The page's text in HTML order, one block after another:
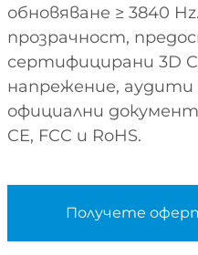
обновяване ≥ 3840
прозрачност,
сертифицирани 3D
напрежение,
официални
CE, FCC и RoHS.
Получете